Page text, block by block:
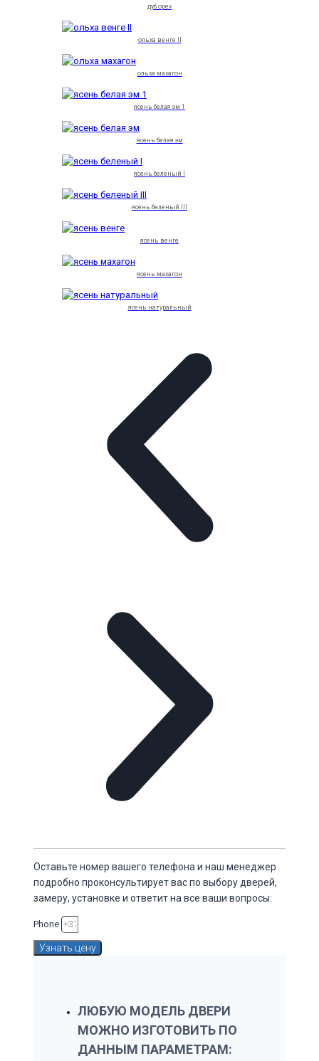
дуб орех
ольха венге II
ольха махагон
ясень белая эм 1
ясень белая эм
ясень беленый I
ясень беленый III
ясень венге
ясень махагон
ясень натуральный
Оставьте номер вашего телефона и наш менеджер
подробно проконсультирует вас по выбору дверей,
замеру, установке и ответит на все ваши вопросы:
Phone
Узнать цену
ЛЮБУЮ МОДЕЛЬ ДВЕРИ
МОЖНО ИЗГОТОВИТЬ ПО
ДАННЫМ ПАРАМЕТРАМ: